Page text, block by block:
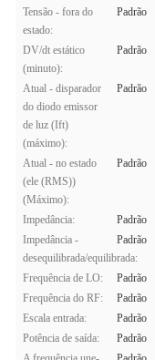
Tensão - fora do
estado:
Padrão
DV/dt estático
(minuto):
Padrão
Atual - disparador
do diodo emissor
de luz (Ift)
(máximo):
Padrão
Atual - no estado
(ele (RMS))
(Máximo):
Padrão
Impedância:
Padrão
Impedância -
desequilibrada/equilibrada:
Padrão
Frequência de LO:
Padrão
Frequência do RF:
Padrão
Escala entrada:
Padrão
Potência de saída:
Padrão